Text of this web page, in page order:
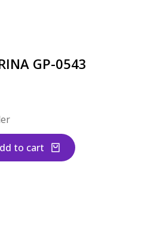
GP-0543
to cart